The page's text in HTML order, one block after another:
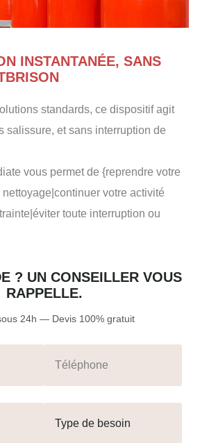
INSTANTANÉE, SANS
standards, ce dispositif agit
salissure, et sans interruption de
vous permet de {reprendre votre
votre activité
toute interruption ou
? UN CONSEILLER VOUS
RAPPELLE.
24h — Devis 100% gratuit